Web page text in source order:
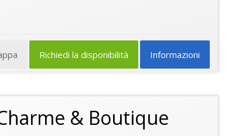
Informazioni
Richiedi la disponibilità
& Boutique